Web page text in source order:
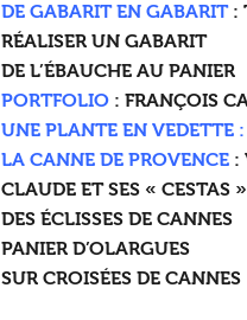
DE GABARIT EN GABARIT:
RÉALISER UN GABARIT
DE L’ÉBAUCHE AU PANIER
PORTFOLIO : FRANÇOIS
UNE PLANTE EN VEDETTE :
LA CANNE DE PROVENCE :
CLAUDE ET SES « CESTAS »
DES ÉCLISSES DE CANNES
PANIER D’OLARGUES
SUR CROISÉES DE CANNES